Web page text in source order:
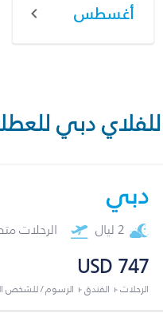
أغسطس
دبي
دبي
2 ليال الرحلات
USD 747
الرحلات + الفندق + الرسوم / للشخص